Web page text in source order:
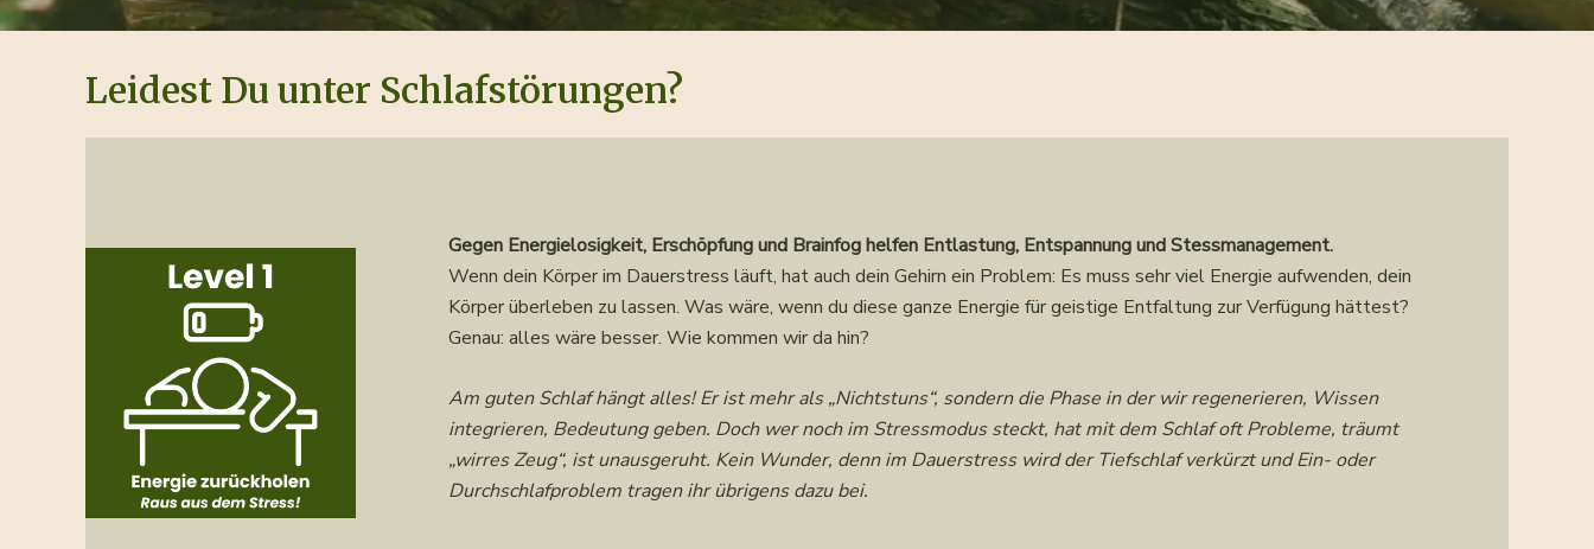
Leidest Du unter Schlafstörungen?
Gegen Energielosigkeit, Erschöpfung und Brainfog helfen Entlastung, Entspannung und Stessmanagement.
Wenn dein Körper im Dauerstress läuft, hat auch dein Gehirn ein Problem: Es muss sehr viel Energie aufwenden, dein
Körper überleben zu lassen. Was wäre, wenn du diese ganze Energie für geistige Entfaltung zur Verfügung hättest?
Genau: alles wäre besser. Wie kommen wir da hin?
Am guten Schlaf hängt alles! Er ist mehr als „Nichtstuns“, sondern die Phase in der wir regenerieren, Wissen
integrieren, Bedeutung geben. Doch wer noch im Stressmodus steckt, hat mit dem Schlaf oft Probleme, träumt
„wirres Zeug“, ist unausgeruht. Kein Wunder, denn im Dauerstress wird der Tiefschlaf verkürzt und Ein- oder
Durchschlafproblem tragen ihr übrigens dazu bei.